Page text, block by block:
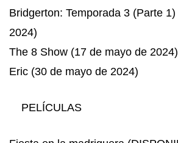
Bridgerton: Temporada 3 (Parte
2024)
The 8 Show (17 de mayo de 2024)
Eric (30 de mayo de 2024)
PELÍCULAS